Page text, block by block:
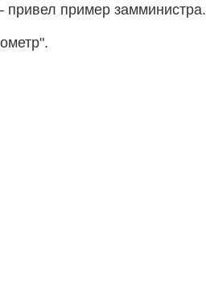
привел пример замминистра.